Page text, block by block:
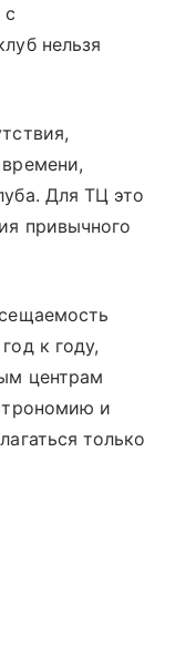
с
нельзя
Для ТЦ это
привычного
к году,
центрам
и
только